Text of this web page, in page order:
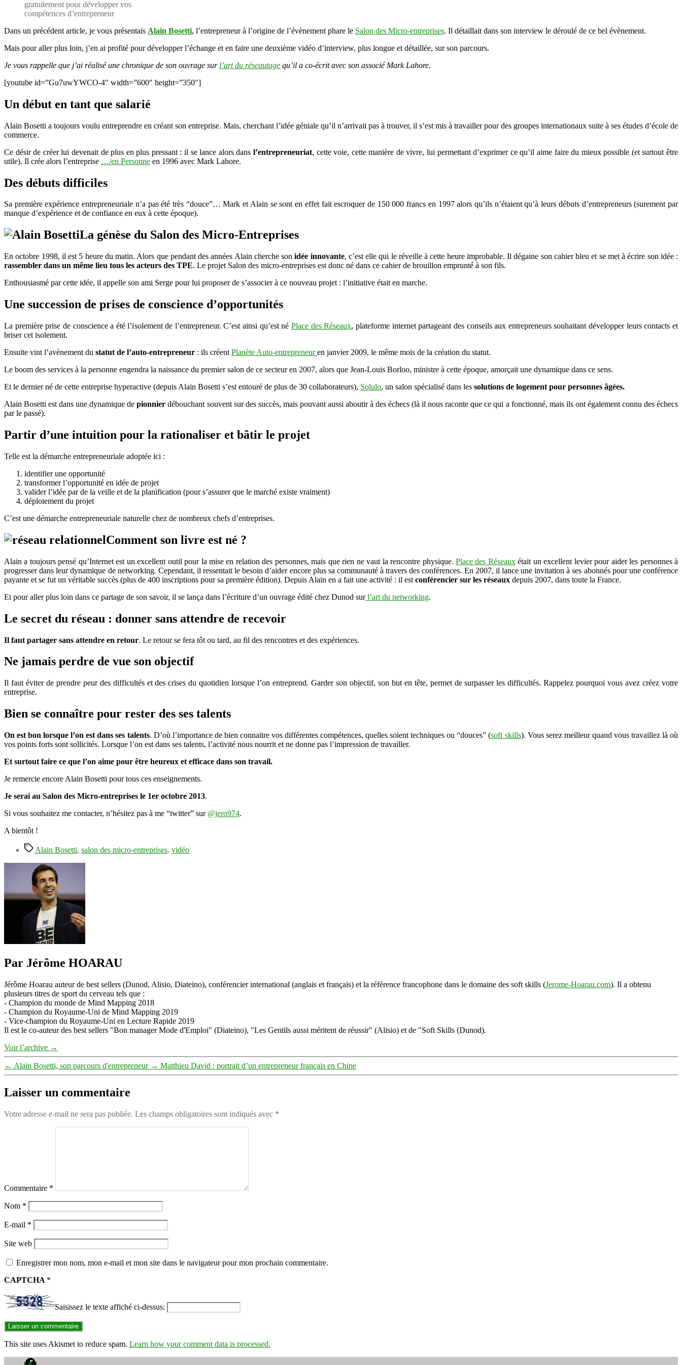
gratuitement pour développer vos
compétences d’entrepreneur
Dans un précédent article, je vous présentais Alain Bosetti, l’entrepreneur à l’origine de l’évènement phare le Salon des Micro-entreprises. Il détaillait dans son interview le déroulé de ce bel évènement.
Mais pour aller plus loin, j’en ai profité pour développer l’échange et en faire une deuxième vidéo d’interview, plus longue et détaillée, sur son parcours.
Je vous rappelle que j’ai réalisé une chronique de son ouvrage sur l’art du réseautage qu’il a co-écrit avec son associé Mark Lahore.
[youtube id=”Gu7uwYWCO-4″ width=”600″ height=”350″]
Un début en tant que salarié
Alain Bosetti a toujours voulu entreprendre en créant son entreprise. Mais, cherchant l’idée géniale qu’il n’arrivait pas à trouver, il s’est mis à travailler pour des groupes internationaux suite à ses études d’école de
commerce.
Ce désir de créer lui devenait de plus en plus pressant : il se lance alors dans l’entrepreneuriat, cette voie, cette manière de vivre, lui permettant d’exprimer ce qu’il aime faire du mieux possible (et surtout être
utile). Il crée alors l’entreprise …/en Personne en 1996 avec Mark Lahore.
Des débuts difficiles
Sa première expérience entrepreneuriale n’a pas été très “douce”… Mark et Alain se sont en effet fait escroquer de 150 000 francs en 1997 alors qu’ils n’étaient qu’à leurs débuts d’entrepreneurs (surement par
manque d’expérience et de confiance en eux à cette époque).
La génèse du Salon des Micro-Entreprises
En octobre 1998, il est 5 heure du matin. Alors que pendant des années Alain cherche sonidée innovante, c’est elle qui le réveille à cette heure improbable. Il dégaine son cahier bleu et se met à écrire son idée :
rassembler dans un même lieu tous les acteurs des TPE. Le projet Salon des micro-entreprises est donc né dans ce cahier de brouillon emprunté à son fils.
Enthousiasmé par cette idée, il appelle son ami Serge pour lui proposer de s’associer à ce nouveau projet : l’initiative était en marche.
Une succession de prises de conscience d’opportunités
La première prise de conscience a été l’isolement de l’entrepreneur. C’est ainsi qu’est né Place des Réseaux, plateforme internet partageant des conseils aux entrepreneurs souhaitant développer leurs contacts et
briser cet isolement.
Ensuite vint l’avènement du statut de l’auto-entrepreneur : ils créent Planète Auto-entrepreneuren janvier 2009, le même mois de la création du statut.
Le boom des services à la personne engendra la naissance du premier salon de ce secteur en 2007, alors que Jean-Louis Borloo, ministre à cette époque, amorçait une dynamique dans ce sens.
Et le dernier né de cette entreprise hyperactive (depuis Alain Bosetti s’est entouré de plus de 30 collaborateurs), Solulo, un salon spécialisé dans les solutions de logement pour personnes âgées.
Alain Bosetti est dans une dynamique depionnier débouchant souvent sur des succès, mais pouvant aussi aboutir à des échecs (là il nous raconte que ce qui a fonctionné, mais ils ont également connu des échecs
par le passé).
Partir d’une intuition pour la rationaliser et bâtir le projet
Telle est la démarche entrepreneuriale adoptée ici :
identifier une opportunité
transformer l’opportunité en idée de projet
valider l’idée par de la veille et de la planification (pour s’assurer que le marché existe vraiment)
déploiement du projet
C’est une démarche entrepreneuriale naturelle chez de nombreux chefs d’entreprises.
Comment son livre est né ?
Alain a toujours pensé qu’Internet est un excellent outil pour la mise en relation des personnes, mais que rien ne vaut la rencontre physique. Place des Réseauxétait un excellent levier pour aider les personnes à
progresser dans leur dynamique de networking. Cependant, il ressentait le besoin d’aider encore plus sa communauté à travers des conférences. En 2007, il lance une invitation à ses abonnés pour une conférence
payante et se fut un véritable succès (plus de 400 inscriptions pour sa première édition). Depuis Alain en a fait une activité : il est conférencier sur les réseaux depuis 2007, dans toute la France.
Et pour aller plus loin dans ce partage de son savoir, il se lança dans l’écriture d’un ouvrage édité chez Dunod surl’art du networking.
Le secret du réseau : donner sans attendre de recevoir
Il faut partager sans attendre en retour. Le retour se fera tôt ou tard, au fil des rencontres et des expériences.
Ne jamais perdre de vue son objectif
Il faut éviter de prendre peur des difficultés et des crises du quotidien lorsque l’on entreprend. Garder son objectif, son but en tête, permet de surpasser les difficultés. Rappelez pourquoi vous avez créez votre
entreprise.
Bien se connaître pour rester des ses talents
On est bon lorsque l’on est dans ses talents. D’où l’importance de bien connaitre vos différentes compétences, quelles soient techniques ou “douces” (soft skills). Vous serez meilleur quand vous travaillez là où
vos points forts sont sollicités. Lorsque l’on est dans ses talents, l’activité nous nourrit et ne donne pas l’impression de travailler.
Et surtout faire ce que l’on aime pour être heureux et efficace dans son travail.
Je remercie encore Alain Bosetti pour tous ces enseignements.
Je serai au Salon des Micro-entreprises le 1er octobre 2013.
Si vous souhaitez me contacter, n’hésitez pas à me “twitter” sur @jero974.
A bientôt !
Étiquettes
Alain Bosetti, salon des micro-entreprises, vidéo
Par Jérôme HOARAU
Jérôme Hoarau auteur de best sellers (Dunod, Alisio, Diateino), conférencier international (anglais et français) et la référence francophone dans le domaine des soft skills (Jerome-Hoarau.com). Il a obtenu
plusieurs titres de sport du cerveau tels que :
- Champion du monde de Mind Mapping 2018
- Champion du Royaume-Uni de Mind Mapping 2019
- Vice-champion du Royaume-Uni en Lecture Rapide 2019
Il est le co-auteur des best sellers "Bon manager Mode d'Emploi" (Diateino), "Les Gentils aussi méritent de réussir" (Alisio) et de "Soft Skills (Dunod).
Voir l’archive →
← Alain Bosetti, son parcours d'entrepreneur → Matthieu David : portrait d’un entrepreneur français en Chine
Laisser un commentaire
Votre adresse e-mail ne sera pas publiée. Les champs obligatoires sont indiqués avec *
Commentaire *
Nom *
E-mail *
Site web
Enregistrer mon nom, mon e-mail et mon site dans le navigateur pour mon prochain commentaire.
CAPTCHA *
Saisissez le texte affiché ci-dessus:
This site uses Akismet to reduce spam. Learn how your comment data is processed.
Facebook